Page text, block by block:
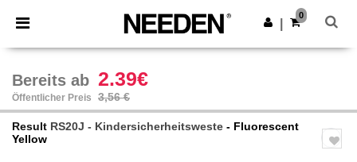
× Needen App
Bessere Preise in der App!
App holen
0
Bereits ab 2.39€
Öffentlicher Preis 3,56 €
Result RS20J - Kindersicherheitsweste - Fluorescent
Yellow